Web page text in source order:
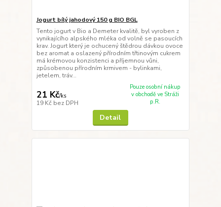
Jogurt bílý jahodový 150 g BIO BGL
Tento jogurt v Bio a Demeter kvalitě, byl vyroben z
vynikajícího alpského mléka od volně se pasoucích
krav. Jogurt který je ochucený štědrou dávkou ovoce
bez aromat a oslazený přírodním třtinovým cukrem
má krémovou konzistenci a příjemnou vůni,
způsobenou přírodním krmivem - bylinkami,
jetelem, tráv...
21 Kč/ks
19 Kč bez DPH
Pouze osobní nákup
v obchodě ve Stráži
p.R.
Detail